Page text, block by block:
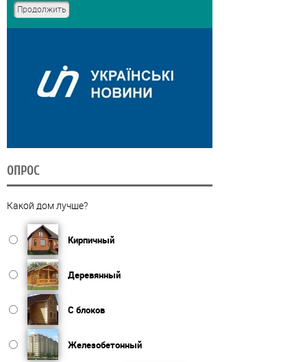
ОПРОС
Какой дом лучше?
Кирпичный
Деревянный
С блоков
Железобетонный